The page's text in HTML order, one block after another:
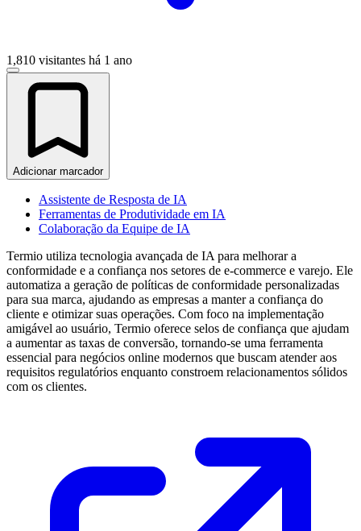
1,810 visitantes há 1 ano
Adicionar marcador
Assistente de Resposta de IA
Ferramentas de Produtividade em IA
Colaboração da Equipe de IA
Termio utiliza tecnologia avançada de IA para melhorar a
conformidade e a confiança nos setores de e-commerce e varejo. Ele
automatiza a geração de políticas de conformidade personalizadas
para sua marca, ajudando as empresas a manter a confiança do
cliente e otimizar suas operações. Com foco na implementação
amigável ao usuário, Termio oferece selos de confiança que ajudam
a aumentar as taxas de conversão, tornando-se uma ferramenta
essencial para negócios online modernos que buscam atender aos
requisitos regulatórios enquanto constroem relacionamentos sólidos
com os clientes.